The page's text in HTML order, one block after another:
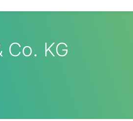
Co. KG